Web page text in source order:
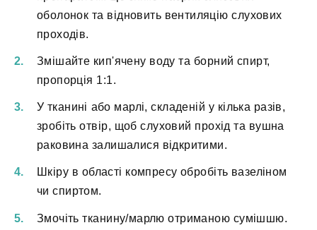
оболонок та відновить вентиляцію слухових
проходів.
Змішайте кип'ячену воду та борний спирт,
пропорція 1:1.
У тканині або марлі, складеній у кілька разів,
зробіть отвір, щоб слуховий прохід та вушна
раковина залишалися відкритими.
Шкіру в області компресу обробіть вазеліном
чи спиртом.
Змочіть тканину/марлю отриманою сумішшю.